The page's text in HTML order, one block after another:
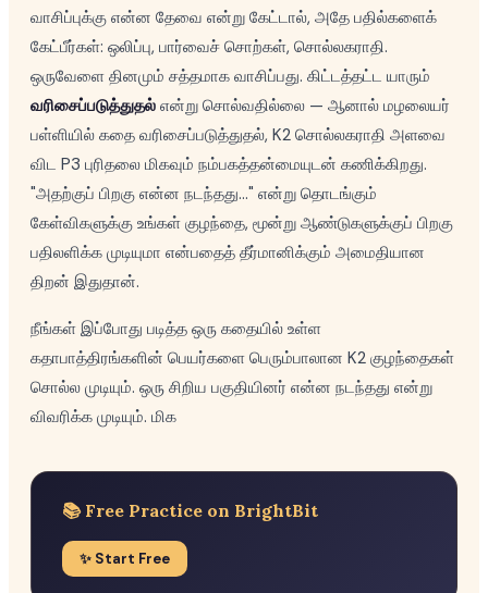
வாசிப்புக்கு என்ன தேவை என்று கேட்டால், அதே பதில்களைக்
கேட்பீர்கள்: ஒலிப்பு, பார்வைச் சொற்கள், சொல்லகராதி.
ஒருவேளை தினமும் சத்தமாக வாசிப்பது. கிட்டத்தட்ட யாரும்
வரிசைப்படுத்துதல் என்று சொல்வதில்லை — ஆனால் மழலையர்
பள்ளியில் கதை வரிசைப்படுத்துதல், K2 சொல்லகராதி அளவை
விட P3 புரிதலை மிகவும் நம்பகத்தன்மையுடன் கணிக்கிறது.
"அதற்குப் பிறகு என்ன நடந்தது..." என்று தொடங்கும்
கேள்விகளுக்கு உங்கள் குழந்தை, மூன்று ஆண்டுகளுக்குப் பிறகு
பதிலளிக்க முடியுமா என்பதைத் தீர்மானிக்கும் அமைதியான
திறன் இதுதான்.
நீங்கள் இப்போது படித்த ஒரு கதையில் உள்ள
கதாபாத்திரங்களின் பெயர்களை பெரும்பாலான K2 குழந்தைகள்
சொல்ல முடியும். ஒரு சிறிய பகுதியினர் என்ன நடந்தது என்று
விவரிக்க முடியும். மிக
📚 Free Practice on BrightBit
✨ Start Free